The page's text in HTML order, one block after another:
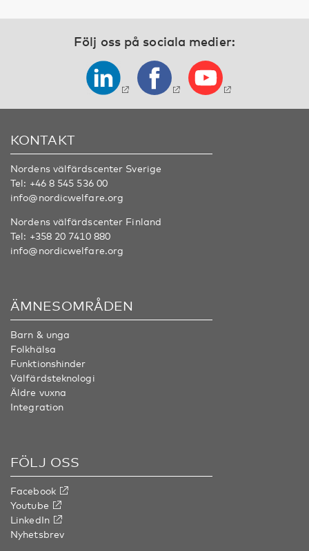
Följ oss på sociala medier:
KONTAKT
Nordens välfärdscenter Sverige
Tel: +46 8 545 536 00
info@nordicwelfare.org
Nordens välfärdscenter Finland
Tel: +358 20 7410 880
info@nordicwelfare.org
ÄMNESOMRÅDEN
Barn & unga
Folkhälsa
Funktionshinder
Välfärdsteknologi
Äldre vuxna
Integration
FÖLJ OSS
Facebook
Youtube
LinkedIn
Nyhetsbrev